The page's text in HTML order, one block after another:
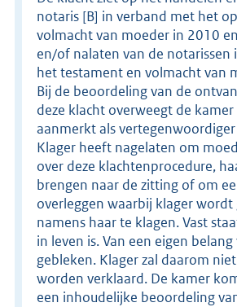
notaris [B] in verband met het
volmacht van moeder in 2010
en/of nalaten van de notarissen
het testament en volmacht van
Bij de beoordeling van de
deze klacht overweegt de
aanmerkt als
Klager heeft nagelaten om
over deze klachtenprocedure,
brengen naar de zitting of om
overleggen waarbij klager wordt
namens haar te klagen. Vast
in leven is. Van een eigen
gebleken. Klager zal daarom
worden verklaard. De kamer
een inhoudelijke beoordeling